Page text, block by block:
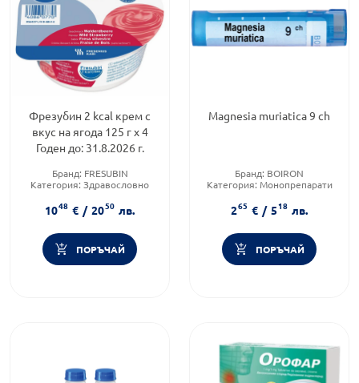
Фрезубин 2 kcal крем с
вкус на ягода 125 г х 4
Годен до: 31.8.2026 г.
Бранд: FRESUBIN
Категория: Здравословно
1048 € / 2050 лв.
ПОРЪЧАЙ
Magnesia muriatica 9 ch
Бранд: BOIRON
Категория: Монопрепарати
възрастни/деца
265 € / 518 лв.
ПОРЪЧАЙ